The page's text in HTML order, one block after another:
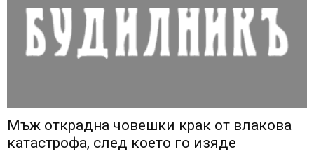
Мъж открадна човешки крак от влакова
катастрофа, след което го изяде